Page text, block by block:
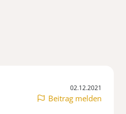
02.12.2021
Beitrag melden